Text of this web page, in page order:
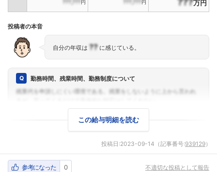
???,???円 ???,???円 万円
投稿者の本音
自分の年収は ??に感じている。
勤務時間、残業時間、勤務制度について
この給与明細を読む
投稿日:2023-09-14 （記事番号:939129）
参考になった 0 不適切な投稿として報告